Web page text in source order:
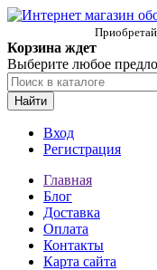
Корзина ждет
Выберите любое
Найти
Вход
Регистрация
Главная
Блог
Доставка
Оплата
Контакты
Карта сайта